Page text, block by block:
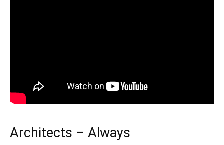
Architects – Always